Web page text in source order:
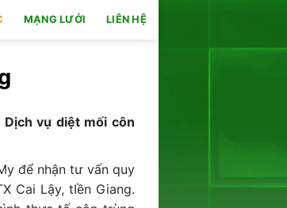
MẠNG LƯỚI LIÊN HỆ
vụ diệt mối côn
để nhận tư vấn quy
Cai Lậy, tIền Giang.